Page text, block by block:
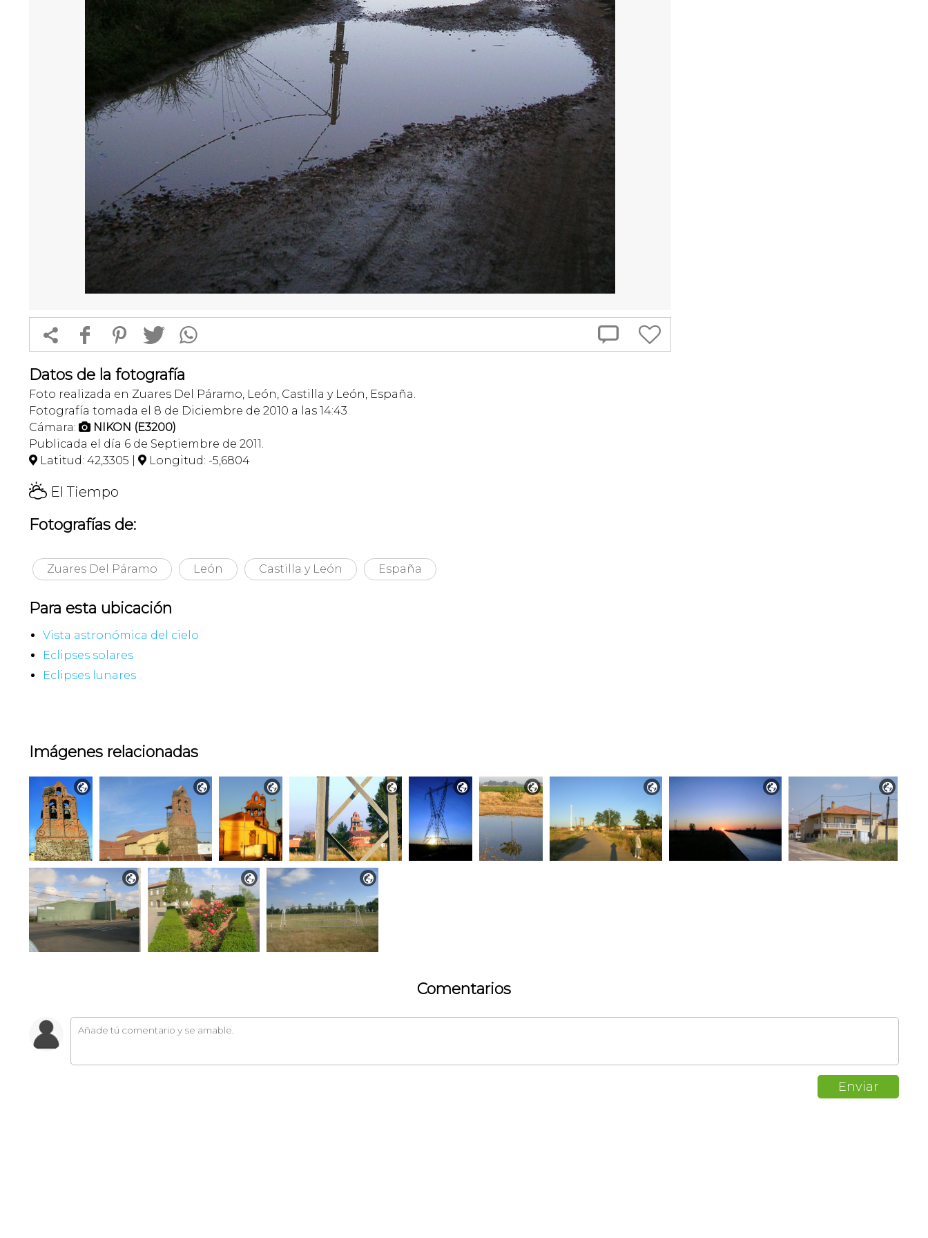
 f 1 T  
Datos de la fotografía
Foto realizada en Zuares Del Páramo, León, Castilla y León, España.
Fotografía tomada el 8 de Diciembre de 2010 a las 14:43
Cámara:  NIKON (E3200)
Publicada el día 6 de Septiembre de 2011.
 Latitud: 42,3305 |  Longitud: -5,6804
H El Tiempo
Fotografías de:
Zuares Del Páramo León Castilla y León España
Para esta ubicación
Vista astronómica del cielo
Eclipses solares
Eclipses lunares
Imágenes relacionadas
        
  
Comentarios